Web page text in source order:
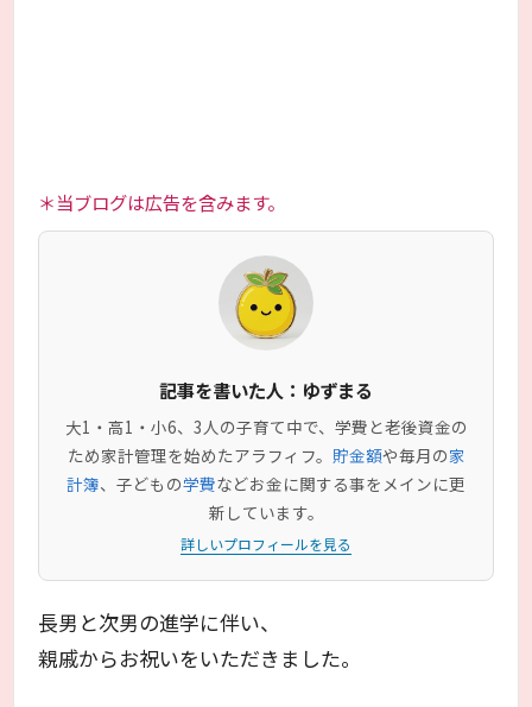
＊当ブログは広告を含みます。
記事を書いた人：ゆずまる
大1・高1・小6、3人の子育て中で、学費と老後資金の
ため家計管理を始めたアラフィフ。 貯金額や毎月の家
計簿、子どもの学費などお金に関する事をメインに更
新しています。
詳しいプロフィールを見る
長男と次男の進学に伴い、
親戚からお祝いをいただきました。